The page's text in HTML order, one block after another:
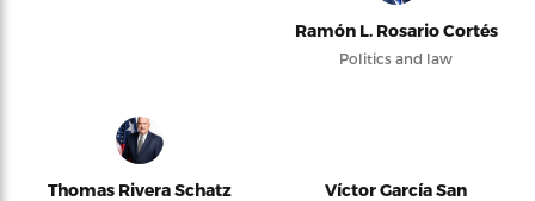
Ramón L. Rosario Cortés
Politics and law
Thomas Rivera Schatz
Víctor García San